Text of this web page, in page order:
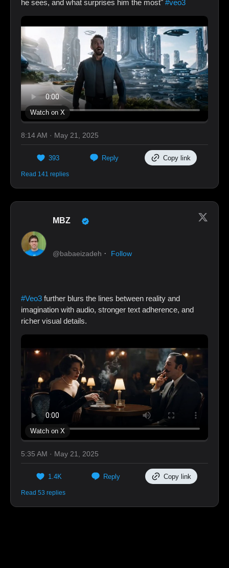
he sees, and what surprises him the most" #veo3
Watch on X
8:14 AM · May 21, 2025
393 Reply Copy link
Read 141 replies
MBZ
@babaeizadeh · Follow
#Veo3 further blurs the lines between reality and
imagination with audio, stronger text adherence, and
richer visual details.
Watch on X
5:35 AM · May 21, 2025
1.4K Reply Copy link
Read 53 replies